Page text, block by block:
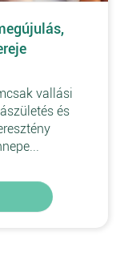
vallási
és